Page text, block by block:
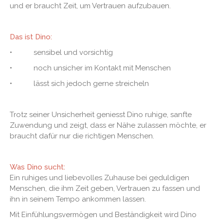
und er braucht Zeit, um Vertrauen aufzubauen.
Das ist Dino:
• sensibel und vorsichtig
• noch unsicher im Kontakt mit Menschen
• lässt sich jedoch gerne streicheln
Trotz seiner Unsicherheit geniesst Dino ruhige, sanfte
Zuwendung und zeigt, dass er Nähe zulassen möchte, er
braucht dafür nur die richtigen Menschen.
Was Dino sucht:
Ein ruhiges und liebevolles Zuhause bei geduldigen
Menschen, die ihm Zeit geben, Vertrauen zu fassen und
ihn in seinem Tempo ankommen lassen.
Mit Einfühlungsvermögen und Beständigkeit wird Dino